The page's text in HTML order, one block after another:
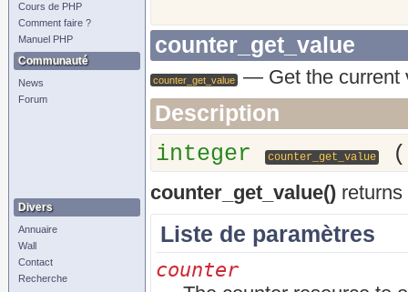
Cours de PHP
Comment faire ?
Manuel PHP
Communauté
News
Forum
Divers
Annuaire
Wall
Contact
Recherche
counter_get_value
counter_get_value — Get the current
Description
integer
counter_get_value
counter_get_value()
Liste de paramètres
counter